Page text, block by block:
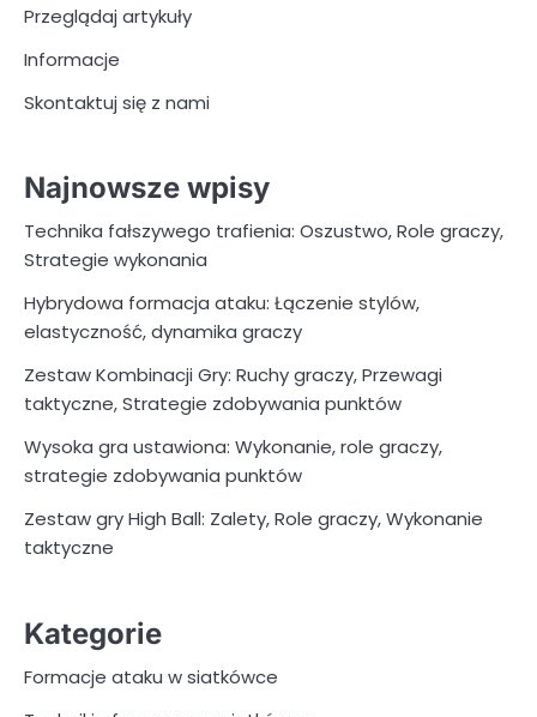
Przeglądaj artykuły
Informacje
Skontaktuj się z nami
Najnowsze wpisy
Technika fałszywego trafienia: Oszustwo, Role graczy,
Strategie wykonania
Hybrydowa formacja ataku: Łączenie stylów,
elastyczność, dynamika graczy
Zestaw Kombinacji Gry: Ruchy graczy, Przewagi
taktyczne, Strategie zdobywania punktów
Wysoka gra ustawiona: Wykonanie, role graczy,
strategie zdobywania punktów
Zestaw gry High Ball: Zalety, Role graczy, Wykonanie
taktyczne
Kategorie
Formacje ataku w siatkówce